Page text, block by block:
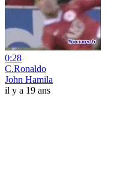
0:28
C.Ronaldo
John Hamila
il y a 19 ans